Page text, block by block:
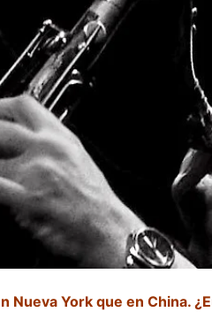
Nueva York que en China.